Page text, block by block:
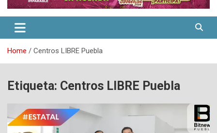
Home Centros LIBRE Puebla
Etiqueta: Centros LIBRE Puebla